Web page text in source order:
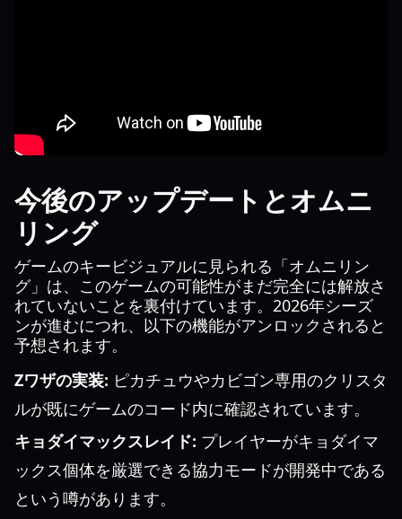
今後のアップデートとオムニ
リング
ゲームのキービジュアルに見られる「オムニリン
グ」は、このゲームの可能性がまだ完全には解放さ
れていないことを裏付けています。2026年シーズ
ンが進むにつれ、以下の機能がアンロックされると
予想されます。
Zワザの実装: ピカチュウやカビゴン専用のクリスタ
ルが既にゲームのコード内に確認されています。
キョダイマックスレイド: プレイヤーがキョダイマ
ックス個体を厳選できる協力モードが開発中である
という噂があります。